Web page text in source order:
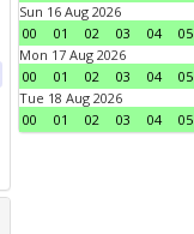
Sun 16 Aug 2026
00
01 02 03 04 05
Mon 17 Aug 2026
00
01 02 03 04 05
Tue 18 Aug 2026
00
01 02 03 04 05